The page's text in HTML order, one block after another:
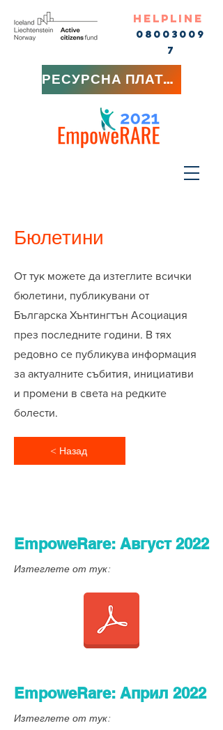
HELPLINE
08003009
7
РЕСУРСНА ПЛАТФОРМА
Бюлетини
От тук можете да изтеглите всички
бюлетини, публикувани от
Българска Хънтингтън Асоциация
през последните години. В тях
редовно се публикува информация
за актуалните събития, инициативи
и промени в света на редките
болести.
< Назад
EmpoweRare: Август 2022
Изтеглете от тук:
EmpoweRare: Април 2022
Изтеглете от тук: